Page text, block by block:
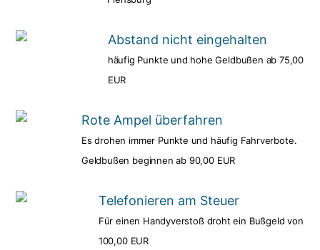
Abstand nicht eingehalten
häufig Punkte und hohe Geldbußen ab 75,00
EUR
Rote Ampel überfahren
Es drohen immer Punkte und häufig Fahrverbote.
Geldbußen beginnen ab 90,00 EUR
Telefonieren am Steuer
Für einen Handyverstoß droht ein Bußgeld von
100,00 EUR